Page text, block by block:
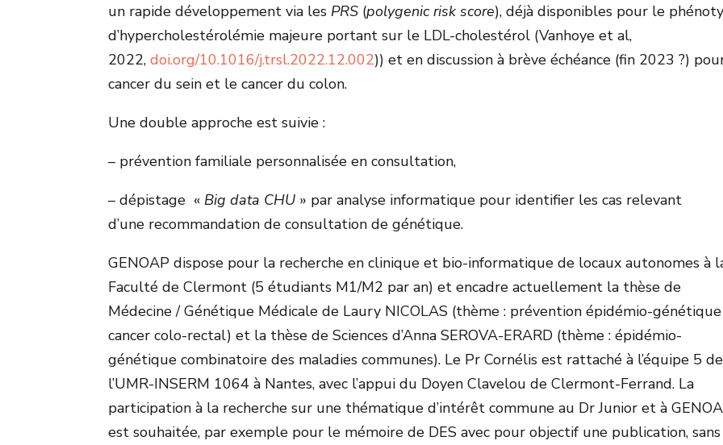
un rapide développement via les PRS (polygenic risk score), déjà disponibles pour le
d’hypercholestérolémie majeure portant sur le LDL-cholestérol (Vanhoye et al,
2022,doi.org/10.1016/j.trsl.2022.12.002)) et en discussion à brève échéance (fin 2023 ?)
cancer du sein et le cancer du colon.
Une double approche est suivie :
– prévention familiale personnalisée en consultation,
– dépistage « Big data CHU » par analyse informatique pour identifier les cas relevant
d’une recommandation de consultation de génétique.
GENOAP dispose pour la recherche en clinique et bio-informatique de locaux autonomes à
Faculté de Clermont (5 étudiants M1/M2 par an) et encadre actuellement la thèse de
Médecine / Génétique Médicale de Laury NICOLAS (thème : prévention épidémio-
cancer colo-rectal) et la thèse de Sciences d’Anna SEROVA-ERARD (thème : épidémio-
génétique combinatoire des maladies communes). Le Pr Cornélis est rattaché à l’équipe 5 de
l’UMR-INSERM 1064 à Nantes, avec l’appui du Doyen Clavelou de Clermont-Ferrand. La
participation à la recherche sur une thématique d’intérêt commune au Dr Junior et à
est souhaitée, par exemple pour le mémoire de DES avec pour objectif une publication, sans